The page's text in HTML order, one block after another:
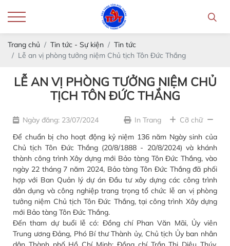
Trang chủ Tin tức - Sự kiện
Tin tức
Lễ an vị phòng tưởng niệm Chủ tịch Tôn Đức Thắng
LỄ AN VỊ PHÒNG TƯỞNG NIỆM CHỦ
TỊCH TÔN ĐỨC THẮNG
Ngày đăng: 23/07/2024 In Trang
Cỡ chữ
Để chuẩn bị cho hoạt động kỷ niệm 136 năm Ngày sinh của
Chủ tịch Tôn Đức Thắng (20/8/1888 - 20/8/2024) và khánh
thành công trình Xây dựng mới Bảo tàng Tôn Đức Thắng, vào
ngày 22 tháng 7 năm 2024, Bảo tàng Tôn Đức Thắng đã phối
hợp với Ban Quản lý dự án Đầu tư xây dựng các công trình
dân dụng và công nghiệp trang trọng tổ chức lễ an vị phòng
tưởng niệm Chủ tịch Tôn Đức Thắng, tại công trình Xây dựng
mới Bảo tàng Tôn Đức Thắng.
Đến tham dự buổi lễ có: Đồng chí Phan Văn Mãi, Ủy viên
Trung ương Đảng, Phó Bí thư Thành ủy, Chủ tịch Ủy ban nhân